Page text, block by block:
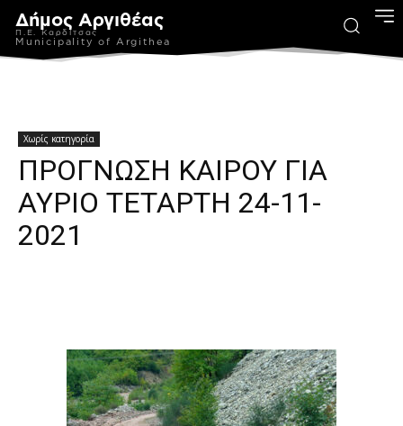
Δήμος Αργιθέας
Π.Ε. Καρδίτσας
Municipality of Argithea
Χωρίς κατηγορία
ΠΡΟΓΝΩΣΗ ΚΑΙΡΟΥ ΓΙΑ
ΑΥΡΙΟ ΤΕΤΑΡΤΗ 24-11-
2021